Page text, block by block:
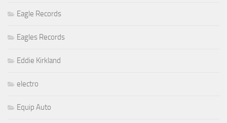
Eagle Records
Eagles Records
Eddie Kirkland
electro
Equip Auto